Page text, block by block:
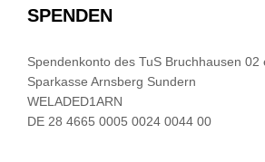
SPENDEN
Spendenkonto des TuS Bruchhausen 02
Sparkasse Arnsberg Sundern
WELADED1ARN
DE 28 4665 0005 0024 0044 00